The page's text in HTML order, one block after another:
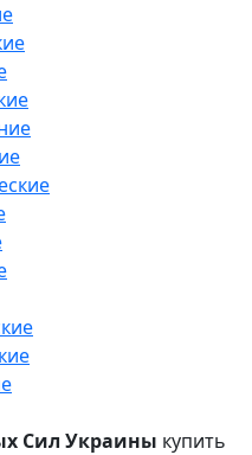
Сил Украины купить